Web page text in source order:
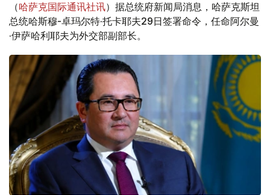
（哈萨克国际通讯社讯）据总统府新闻局消息，哈萨克斯坦
总统哈斯穆-卓玛尔特·托卡耶夫29日签署命令，任命阿尔曼
·伊萨哈利耶夫为外交部副部长。